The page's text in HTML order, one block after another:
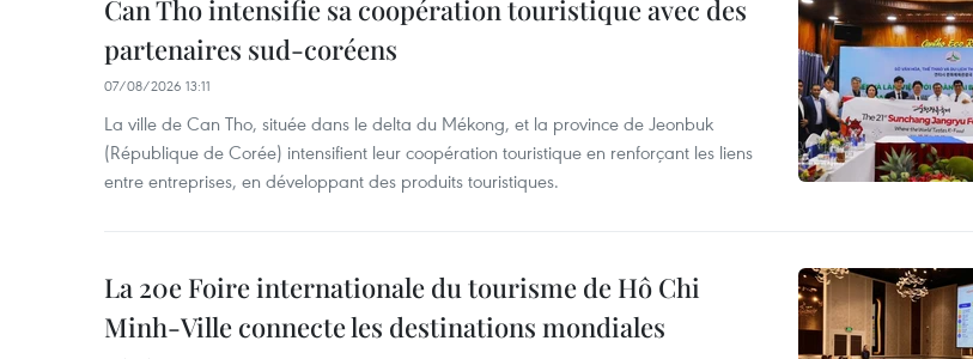
Can Tho intensifie sa coopération touristique avec des
partenaires sud-coréens
07/08/2026 13:11
La ville de Can Tho, située dans le delta du Mékong, et la province de Jeonbuk
(République de Corée) intensifient leur coopération touristique en renforçant les liens
entre entreprises, en développant des produits touristiques.
La 20e Foire internationale du tourisme de Hô Chi
Minh-Ville connecte les destinations mondiales